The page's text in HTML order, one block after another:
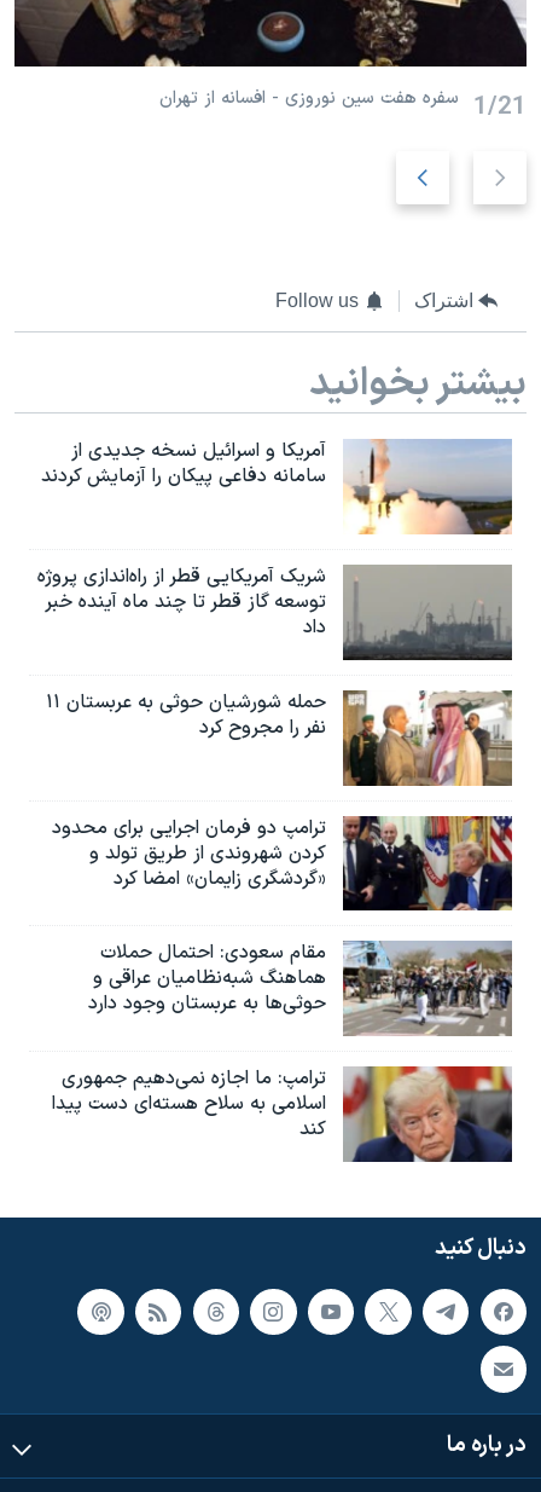
1/21 سفره هفت سین نوروزی - افسانه از تهران
س
د
ب
س
ی
د
ع
اشتراک Follow us
بیشتر بخوانید
آمریکا و اسرائیل نسخه جدیدی از
سامانه دفاعی پیکان را آزمایش کردند
شریک آمریکایی قطر از راه‌اندازی پروژه
توسعه گاز قطر تا چند ماه آینده خبر
داد
حمله شورشیان حوثی به عربستان ۱۱
نفر را مجروح کرد
ترامپ دو فرمان اجرایی برای محدود
کردن شهروندی از طریق تولد و
«گردشگری زایمان» امضا کرد
مقام سعودی: احتمال حملات
هماهنگ شبه‌نظامیان عراقی و
حوثی‌ها به عربستان وجود دارد
ترامپ: ما اجازه نمی‌دهیم جمهوری
اسلامی به سلاح هسته‌ای دست پیدا
کند
دنبال کنید
در باره ما